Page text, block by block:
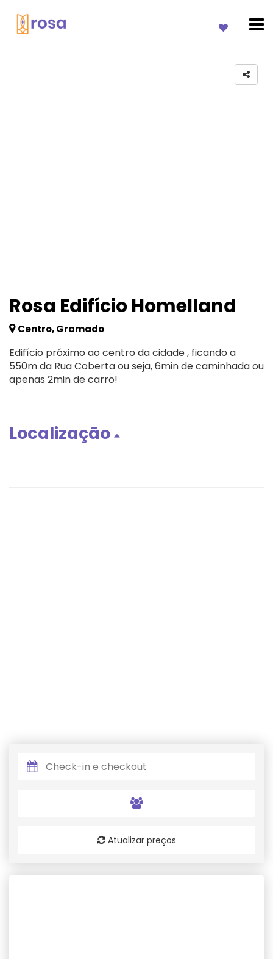
Rosa Edifício Homelland
Centro, Gramado
Edifício próximo ao centro da cidade , ficando a
550m da Rua Coberta ou seja, 6min de caminhada ou
apenas 2min de carro!
Localização
Atualizar preços